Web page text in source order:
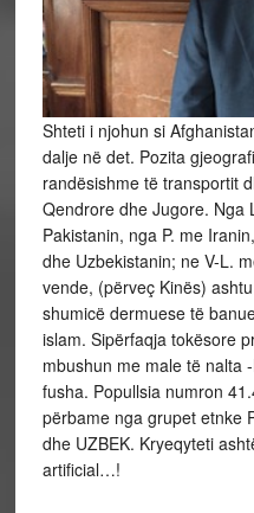
Shteti i njohun si
dalje në det. Pozita
randësishme të transportit
Qendrore dhe Jugore. Nga
Pakistanin, nga P. me
dhe Uzbekistanin; ne V-L.
vende, (përveç Kinës)
shumicë dermuese të
islam. Sipërfaqja tokësore
mbushun me male të nalta
fusha. Popullsia numron
përbame nga grupet etnke
dhe UZBEK. Kryeqyteti
artificial…!